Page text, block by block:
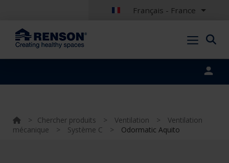
Français - France
> Chercher produits > Ventilation >
Ventilation
mécanique
> Système C > Odormatic Aquito